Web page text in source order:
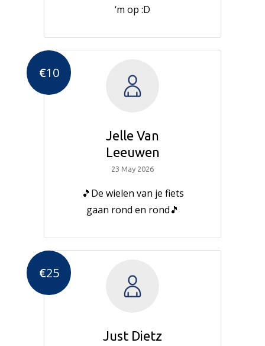
‘m op :D
€10
Jelle Van
Leeuwen
23 May 2026
🎵De wielen van je fiets
gaan rond en rond🎵
€25
Just Dietz